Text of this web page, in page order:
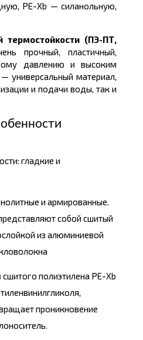
РЕ-Хb — силанольную,
термостойкости (ПЭ-ПТ,
прочный, пластичный,
давлению и высоким
— универсальный материал,
и подачи воды, так и
гладкие и
итные и армированные.
собой сшитый
из алюминиевой
сшитого полиэтилена РЕ-Хb
проникновение